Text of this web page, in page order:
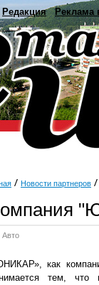
Редакция Реклама
Новости партнеров
Авто
как
тем, что